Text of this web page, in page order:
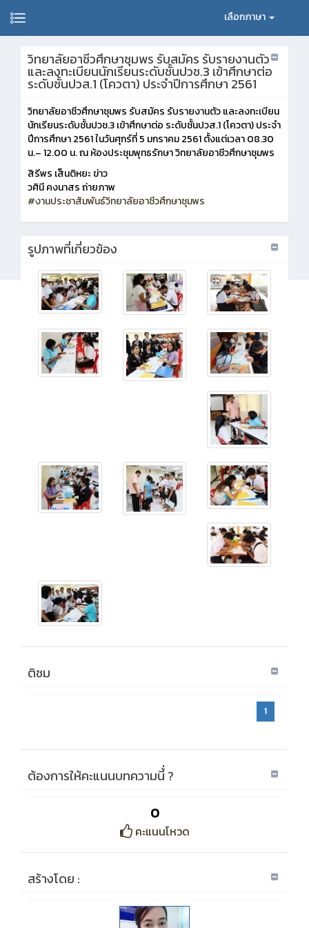
เลือกภาษา
วิทยาลัยอาชีวศึกษาชุมพร รับสมัคร รับรายงานตัว
และลงทะเบียนนักเรียนระดับชั้นปวช.3 เข้าศึกษาต่อ
ระดับชั้นปวส.1 (โควตา) ประจำปีการศึกษา 2561
วิทยาลัยอาชีวศึกษาชุมพร รับสมัคร รับรายงานตัว และลงทะเบียน
นักเรียนระดับชั้นปวช.3 เข้าศึกษาต่อ ระดับชั้นปวส.1 (โควตา) ประจำ
ปีการศึกษา 2561 ในวันศุกร์ที่ 5 มกราคม 2561 ตั้งแต่เวลา 08.30
น.– 12.00 น. ณ ห้องประชุมพุทธรักษา วิทยาลัยอาชีวศึกษาชุมพร
สิรีพร เส็นติหยะ ข่าว
วศินี คงนาสร ถ่ายภาพ
#งานประชาสัมพันธ์วิทยาลัยอาชีวศึกษาชุมพร
รูปภาพที่เกี่ยวข้อง
ติชม
1
ต้องการให้คะแนนบทความนี้่ ?
0
คะแนนโหวด
สร้างโดย :